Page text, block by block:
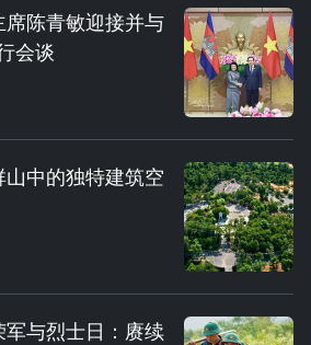
席陈青敏迎接并与
会谈
中的独特建筑空
与烈士日：赓续